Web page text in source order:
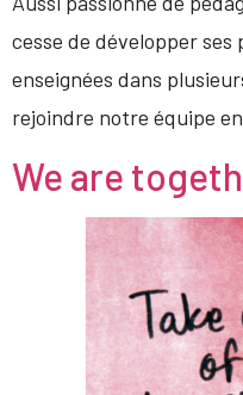
cesse de développer ses
enseignées dans
rejoindre notre équipe
We are